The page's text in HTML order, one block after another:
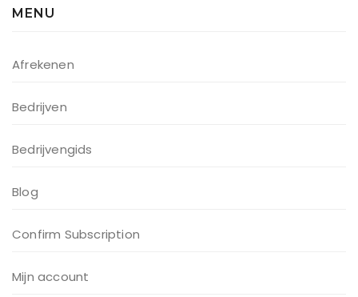
MENU
Afrekenen
Bedrijven
Bedrijvengids
Blog
Confirm Subscription
Mijn account